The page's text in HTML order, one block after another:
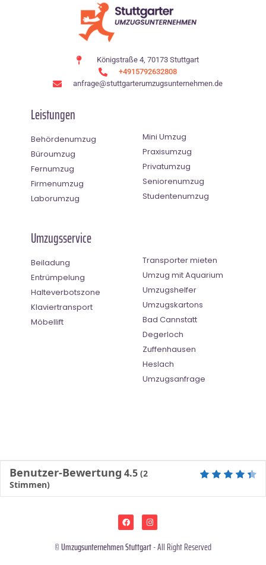
Königstraße 4, 70173 Stuttgart
+4915792632808
anfrage@stuttgarterumzugsunternehmen.de
Leistungen
Behördenumzug
Büroumzug
Fernumzug
Firmenumzug
Laborumzug
Mini Umzug
Praxisumzug
Privatumzug
Seniorenumzug
Studentenumzug
Umzugsservice
Beiladung
Entrümpelung
Halteverbotszone
Klaviertransport
Möbellift
Transporter mieten
Umzug mit Aquarium
Umzugshelfer
Umzugskartons
Bad Cannstatt
Degerloch
Zuffenhausen
Heslach
Umzugsanfrage
Benutzer-Bewertung 4.5 (2
Stimmen)
©Umzugsunternehmen Stuttgart- All Right Reserved